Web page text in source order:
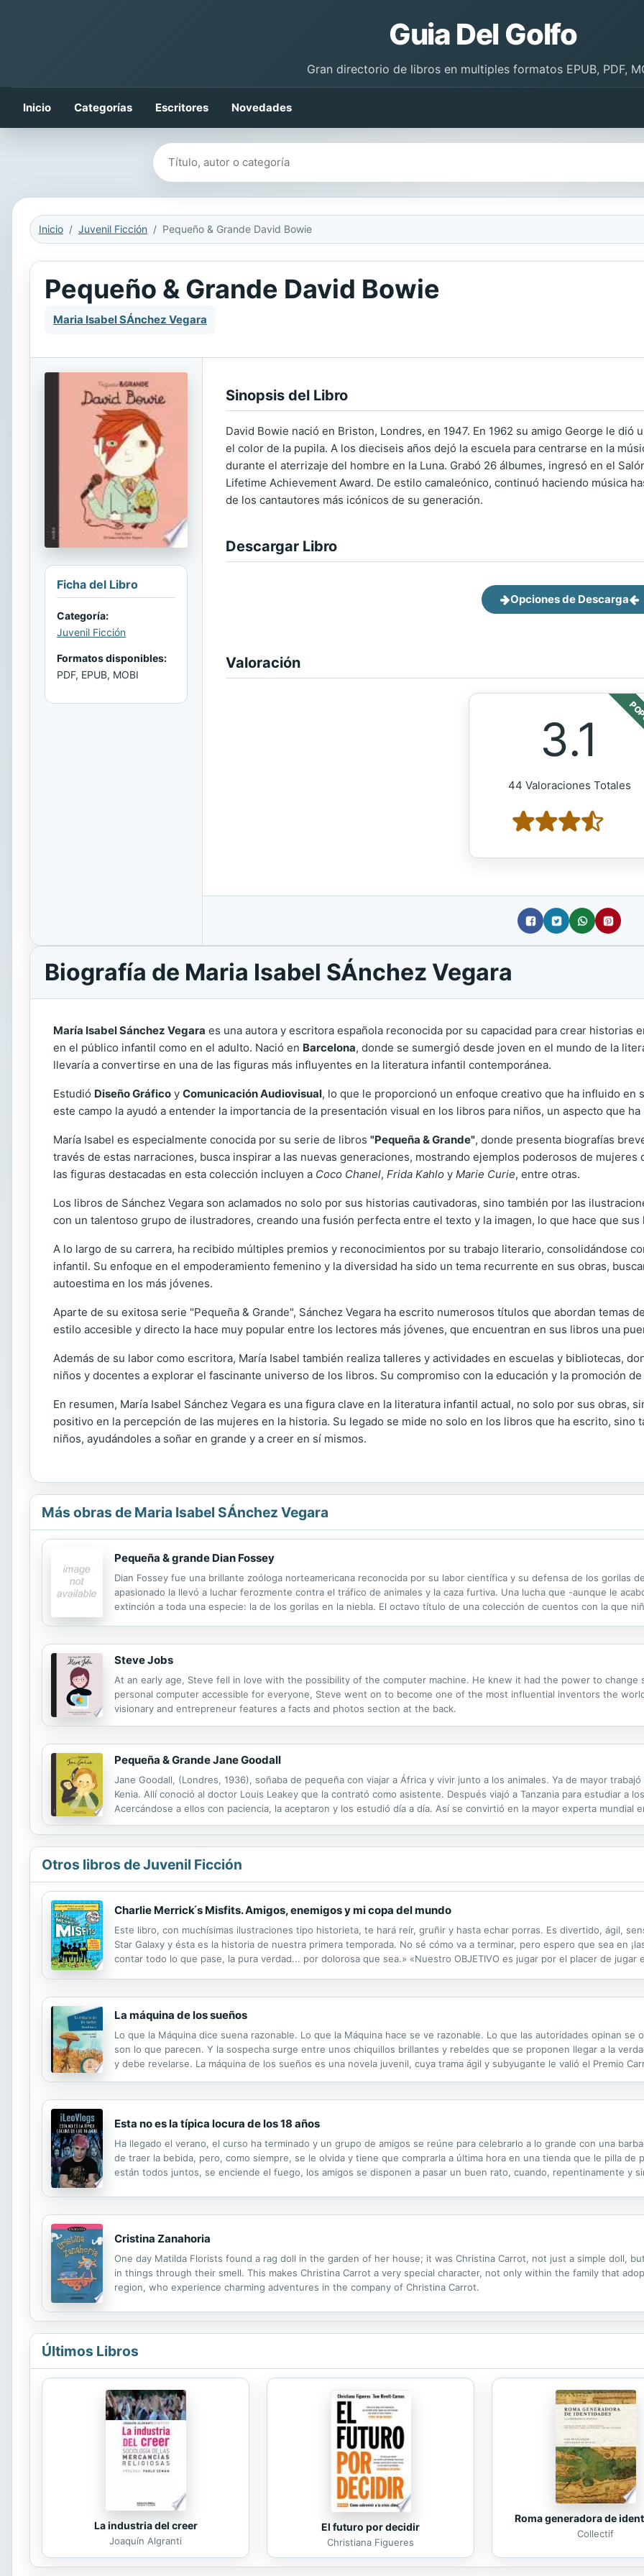
Guia Del Golfo
Gran directorio de libros en multiples formatos EPUB, PDF,
Inicio Categorías Escritores Novedades
Buscar libros
Inicio Juvenil Ficción Pequeño & Grande David Bowie
Pequeño & Grande David Bowie
Maria Isabel SÁnchez Vegara
Ficha del Libro
Categoría:
Juvenil Ficción
Formatos disponibles:
PDF, EPUB, MOBI
Sinopsis del Libro
David Bowie nació en Briston, Londres, en 1947. En 1962 su amigo George le
el color de la pupila. A los dieciseis años dejó la escuela para centrarse en la
durante el aterrizaje del hombre en la Luna. Grabó 26 álbumes, ingresó en el
Lifetime Achievement Award. De estilo camaleónico, continuó haciendo música
de los cantautores más icónicos de su generación.
Descargar Libro
Opciones de Descarga
Valoración
3.1
44 Valoraciones Totales
Biografía de Maria Isabel SÁnchez Vegara
María Isabel Sánchez Vegara es una autora y escritora española reconocida por su capacidad para crear historias
en el público infantil como en el adulto. Nació en Barcelona, donde se sumergió desde joven en el mundo de la
llevaría a convertirse en una de las figuras más influyentes en la literatura infantil contemporánea.
Estudió Diseño Gráfico y Comunicación Audiovisual, lo que le proporcionó un enfoque creativo que ha influido
este campo la ayudó a entender la importancia de la presentación visual en los libros para niños, un aspecto que
María Isabel es especialmente conocida por su serie de libros "Pequeña & Grande", donde presenta biografías
través de estas narraciones, busca inspirar a las nuevas generaciones, mostrando ejemplos poderosos de
las figuras destacadas en esta colección incluyen a Coco Chanel, Frida Kahlo y Marie Curie, entre otras.
Los libros de Sánchez Vegara son aclamados no solo por sus historias cautivadoras, sino también por las
con un talentoso grupo de ilustradores, creando una fusión perfecta entre el texto y la imagen, lo que hace que
A lo largo de su carrera, ha recibido múltiples premios y reconocimientos por su trabajo literario, consolidándose
infantil. Su enfoque en el empoderamiento femenino y la diversidad ha sido un tema recurrente en sus obras,
autoestima en los más jóvenes.
Aparte de su exitosa serie "Pequeña & Grande", Sánchez Vegara ha escrito numerosos títulos que abordan temas
estilo accesible y directo la hace muy popular entre los lectores más jóvenes, que encuentran en sus libros una
Además de su labor como escritora, María Isabel también realiza talleres y actividades en escuelas y bibliotecas,
niños y docentes a explorar el fascinante universo de los libros. Su compromiso con la educación y la promoción
En resumen, María Isabel Sánchez Vegara es una figura clave en la literatura infantil actual, no solo por sus obras,
positivo en la percepción de las mujeres en la historia. Su legado se mide no solo en los libros que ha escrito, sino
niños, ayudándoles a soñar en grande y a creer en sí mismos.
Más obras de Maria Isabel SÁnchez Vegara
Pequeña & grande Dian Fossey
Dian Fossey fue una brillante zoóloga norteamericana reconocida por su labor científica y su defensa de los gorilas
apasionado la llevó a luchar ferozmente contra el tráfico de animales y la caza furtiva. Una lucha que -aunque le
extinción a toda una especie: la de los gorilas en la niebla. El octavo título de una colección de cuentos con la que
Steve Jobs
At an early age, Steve fell in love with the possibility of the computer machine. He knew it had the power to change
personal computer accessible for everyone, Steve went on to become one of the most influential inventors the
visionary and entrepreneur features a facts and photos section at the back.
Pequeña & Grande Jane Goodall
Jane Goodall, (Londres, 1936), soñaba de pequeña con viajar a África y vivir junto a los animales. Ya de mayor
Kenia. Allí conoció al doctor Louis Leakey que la contrató como asistente. Después viajó a Tanzania para estudiar a
Acercándose a ellos con paciencia, la aceptaron y los estudió día a día. Así se convirtió en la mayor experta mundial
a la conservación del medio ambiente y a la educación.
Otros libros de Juvenil Ficción
Charlie Merrick ́s Misfits. Amigos, enemigos y mi copa del mundo
Este libro, con muchísimas ilustraciones tipo historieta, te hará reír, gruñir y hasta echar porras. Es divertido, ágil,
Star Galaxy y ésta es la historia de nuestra primera temporada. No sé cómo va a terminar, pero espero que sea en
contar todo lo que pase, la pura verdad... por dolorosa que sea.» «Nuestro OBJETIVO es jugar por el placer de
La máquina de los sueños
Lo que la Máquina dice suena razonable. Lo que la Máquina hace se ve razonable. Lo que las autoridades opinan se
son lo que parecen. Y la sospecha surge entre unos chiquillos brillantes y rebeldes que se proponen llegar a la
y debe revelarse. La máquina de los sueños es una novela juvenil, cuya trama ágil y subyugante le valió el Premio
Esta no es la típica locura de los 18 años
Ha llegado el verano, el curso ha terminado y un grupo de amigos se reúne para celebrarlo a lo grande con una
de traer la bebida, pero, como siempre, se le olvida y tiene que comprarla a última hora en una tienda que le pilla de
están todos juntos, se enciende el fuego, los amigos se disponen a pasar un buen rato, cuando, repentinamente y
Cristina Zanahoria
One day Matilda Florists found a rag doll in the garden of her house; it was Christina Carrot, not just a simple doll,
in things through their smell. This makes Christina Carrot a very special character, not only within the family that
region, who experience charming adventures in the company of Christina Carrot.
Últimos Libros
La industria del creer
Joaquín Algranti
El futuro por decidir
Christiana Figueres
Roma generadora de
Collectif